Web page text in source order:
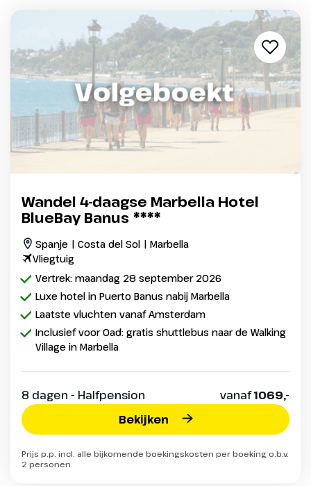
Wandel 4-daagse Marbella Hotel
BlueBay Banus ****
Spanje | Costa del Sol | Marbella
Vliegtuig
Vertrek: maandag 28 september 2026
Luxe hotel in Puerto Banus nabij Marbella
Laatste vluchten vanaf Amsterdam
Inclusief voor Oad: gratis shuttlebus naar de Walking
Village in Marbella
8 dagen - Halfpension vanaf1069,-
Bekijken
Prijs p.p. incl. alle bijkomende boekingskosten per boeking o.b.v.
2 personen